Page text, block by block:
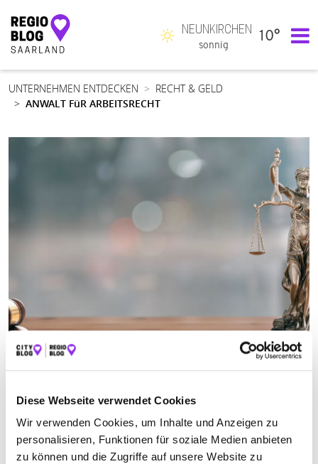
Diese Webseite verwendet Cookies
Wir verwenden Cookies, um Inhalte und Anzeigen zu
personalisieren, Funktionen für soziale Medien anbieten
zu können und die Zugriffe auf unsere Website zu
Hauptnavigation
NEUNKIRCHEN
sonnig
10°
UNTERNEHMEN ENTDECKEN
RECHT & GELD
ANWALT FüR ARBEITSRECHT